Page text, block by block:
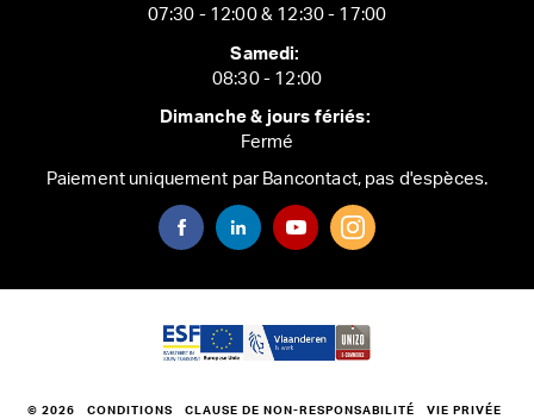
07:30 - 12:00 & 12:30 - 17:00
Samedi:
08:30 - 12:00
Dimanche & jours fériés:
Fermé
Paiement uniquement par Bancontact, pas d'espèces.
© 2026 CONDITIONS CLAUSE DE NON-RESPONSABILITÉ VIE PRIVÉE